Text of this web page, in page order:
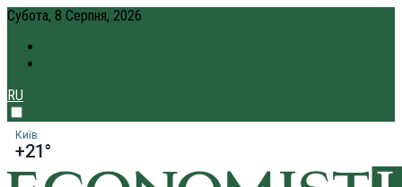
Субота, 8 Серпня, 2026
RU
Київ
+21°